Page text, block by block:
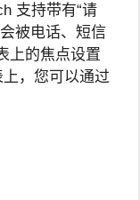
支持带有“请
被电话、短信
上的焦点设置
，您可以通过